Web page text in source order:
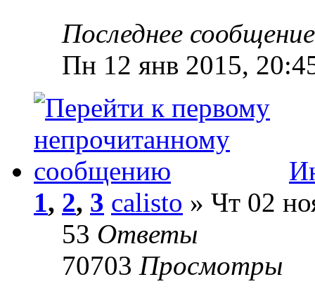
Последнее
Пн 12 янв 2015,
1, 2, 3 calisto » Чт 02
53 Ответы
70703 Просмотры